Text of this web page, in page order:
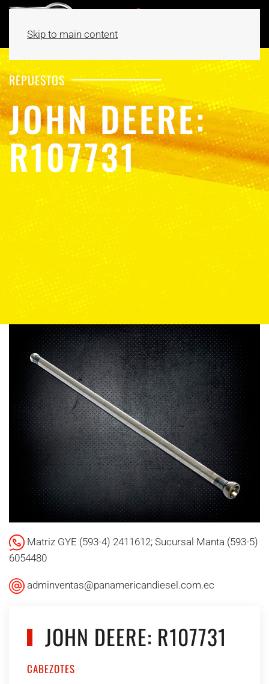
Skip to main content
REPUESTOS
JOHN DEERE:
R107731
Matriz GYE (593-4) 2411612; Sucursal Manta (593-5)
6054480
adminventas@panamericandiesel.com.ec
JOHN DEERE: R107731
CABEZOTES